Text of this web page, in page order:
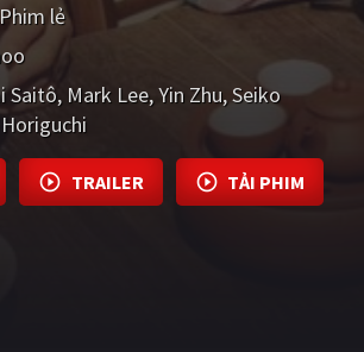
Việt Nam
Phim lẻ
Saitô Mark Lee Yin Zhu Seiko
TRAILER TẢI PHIM